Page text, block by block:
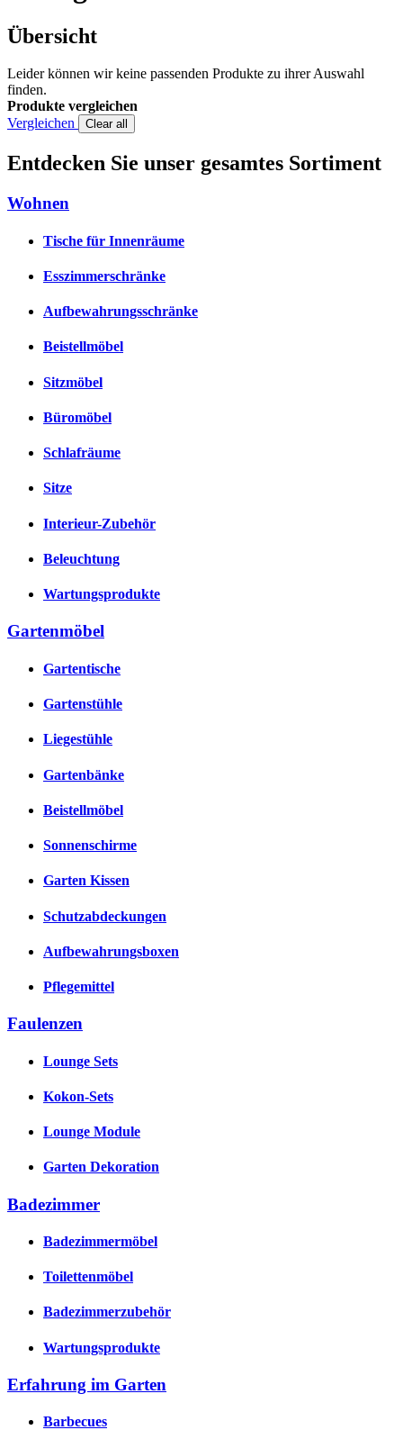
Übersicht
Leider können wir keine passenden Produkte zu ihrer Auswahl
finden.
Produkte vergleichen
Vergleichen
Clear all
Entdecken Sie unser gesamtes Sortiment
Wohnen
Tische für Innenräume
Esszimmerschränke
Aufbewahrungsschränke
Beistellmöbel
Sitzmöbel
Büromöbel
Schlafräume
Sitze
Interieur-Zubehör
Beleuchtung
Wartungsprodukte
Gartenmöbel
Gartentische
Gartenstühle
Liegestühle
Gartenbänke
Beistellmöbel
Sonnenschirme
Garten Kissen
Schutzabdeckungen
Aufbewahrungsboxen
Pflegemittel
Faulenzen
Lounge Sets
Kokon-Sets
Lounge Module
Garten Dekoration
Badezimmer
Badezimmermöbel
Toilettenmöbel
Badezimmerzubehör
Wartungsprodukte
Erfahrung im Garten
Barbecues